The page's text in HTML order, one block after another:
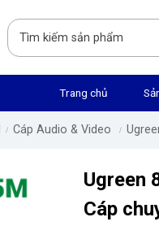
Trang chủ
Cáp Audio & Video
Ugreen
Cáp